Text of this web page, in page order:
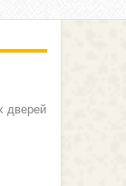
дверей